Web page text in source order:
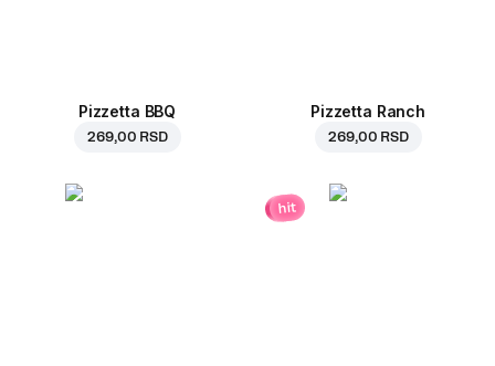
Pizzetta BBQ
269,00 RSD
Pizzetta Ranch
269,00 RSD
hit